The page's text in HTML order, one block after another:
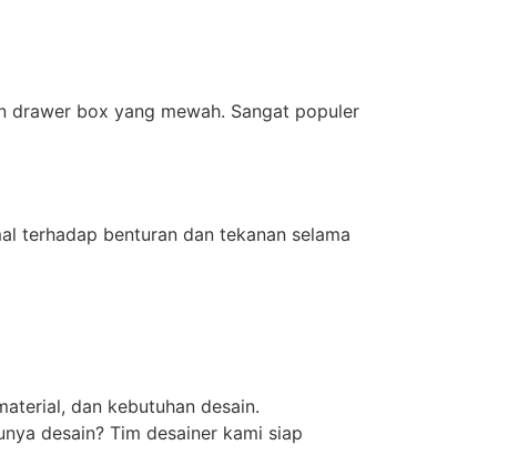
drawer box yang mewah. Sangat populer
terhadap benturan dan tekanan selama
dan kebutuhan desain.
desain? Tim desainer kami siap